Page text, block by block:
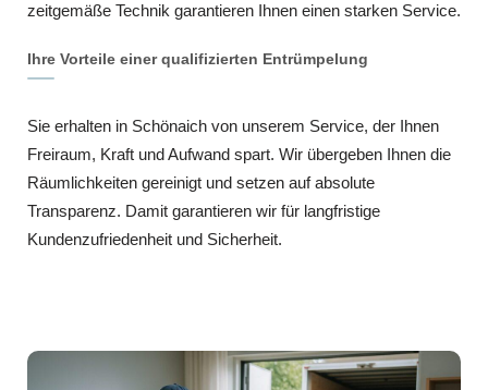
zeitgemäße Technik garantieren Ihnen einen starken Service.
Ihre Vorteile einer qualifizierten Entrümpelung
Sie erhalten in Schönaich von unserem Service, der Ihnen
Freiraum, Kraft und Aufwand spart. Wir übergeben Ihnen die
Räumlichkeiten gereinigt und setzen auf absolute
Transparenz. Damit garantieren wir für langfristige
Kundenzufriedenheit und Sicherheit.